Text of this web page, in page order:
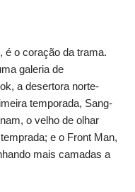
é o coração da trama.
galeria de
a desertora norte-
temporada, Sang-
o velho de olhar
e o Front Man,
mais camadas a